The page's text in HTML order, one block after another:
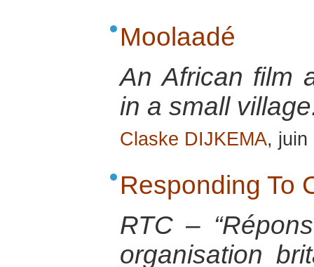
Moolaadé
An African film
in a small
Claske DIJKEMA, juin
Responding To
RTC –
organisation